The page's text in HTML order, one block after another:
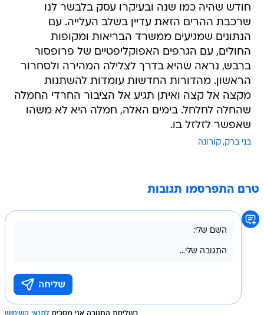
חודש שהיה כמו שנה ובעיקרו עסק בלבשר לנו
שרכבת ההרים הזאת עדיין בשלב העלייה. עם
הנתונים שמגיעים ממשרד הבריאות ומקופות
החולים, עם הגרפים האפוקליפטיים של פרופסור
ברבש, נראה שהיא בדרך לצלילה המהירה ולסחרור
הראשון. מהדורות החדשות עומדות להשתנות
מקצה אל קצה ואיתן תגיע אל הציבור החרדי החמלה
שהחלה לחלחל. בימים האלה, חמלה היא לא משהו
שאפשר לזלזל בו.
בני ברק קורונה
טרם התפרסמו תגובות